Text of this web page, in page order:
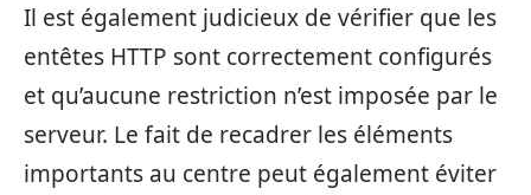
Il est également judicieux de vérifier que les
entêtes HTTP sont correctement configurés
et qu’aucune restriction n’est imposée par le
serveur. Le fait de recadrer les éléments
importants au centre peut également éviter